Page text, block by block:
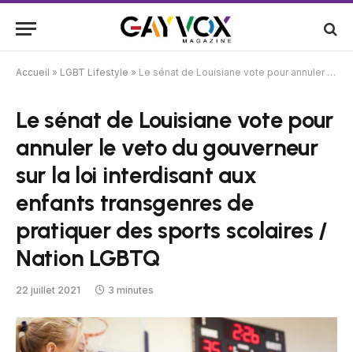
Accueil » LGBT Lifestyle » Le sénat de Louisiane vote pour annuler le veto du gouverneur sur la loi interdisant aux enfants transgenres de pratiquer des sports scolaires / Nation LGBTQ
Le sénat de Louisiane vote pour
annuler le veto du gouverneur
sur la loi interdisant aux
enfants transgenres de
pratiquer des sports scolaires /
Nation LGBTQ
22 juillet 2021 3 minutes